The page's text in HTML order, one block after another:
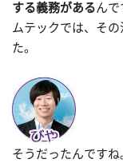
する義務がある ん
ムテックでは、そ
た。
そうだったんです